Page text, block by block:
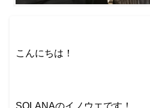
こんにちは！
SOLANAのイノウエです！